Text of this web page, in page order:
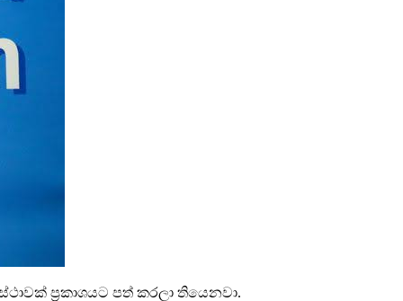
ප්‍රකාශයට පත් කරලා තියෙනවා.